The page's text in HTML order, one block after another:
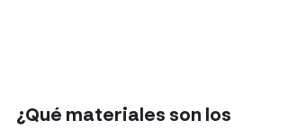
¿Qué materiales son los